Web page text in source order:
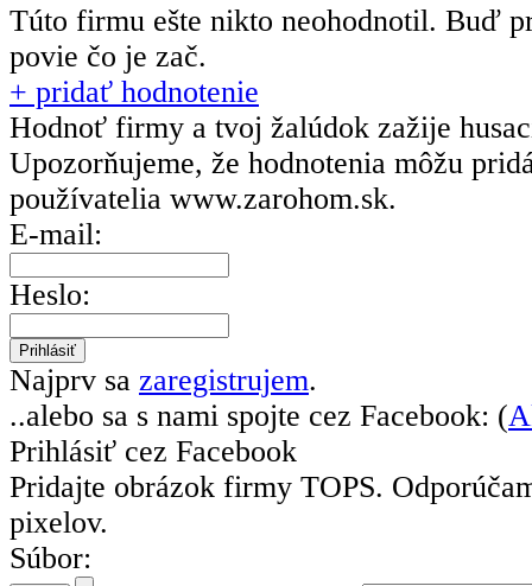
Túto firmu ešte nikto neohodnotil. Buď
povie čo je zač.
+ pridať hodnotenie
Hodnoť firmy a tvoj žalúdok zažije
Upozorňujeme, že hodnotenia môžu
používatelia www.zarohom.sk.
E-mail:
Heslo:
Najprv sa zaregistrujem.
..alebo sa s nami spojte cez Facebook: (
Prihlásiť cez Facebook
Pridajte obrázok firmy TOPS.
pixelov.
Súbor: